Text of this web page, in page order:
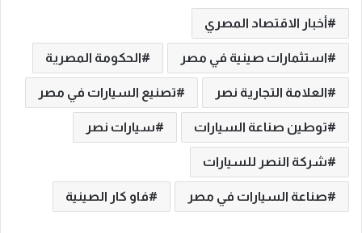
أخبار الاقتصاد المصري
استثمارات صينية في مصر الحكومة المصرية
العلامة التجارية نصر تصنيع السيارات في مصر
توطين صناعة السيارات سيارات نصر
شركة النصر للسيارات
صناعة السيارات في مصر فاو كار الصينية